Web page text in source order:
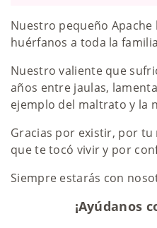
Nuestro pequeño
huérfanos a toda la
Nuestro valiente que
años entre jaulas,
ejemplo del maltrato y la
Gracias por existir, por
que te tocó vivir y por
Siempre estarás con
¡Ayúdanos